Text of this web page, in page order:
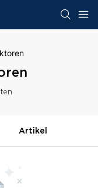
Artikel